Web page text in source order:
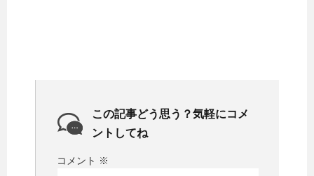
この記事どう思う？気軽にコメ
ントしてね
コメント ※